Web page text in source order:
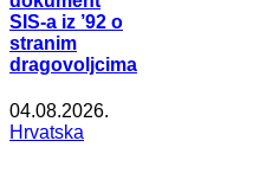
SIS-a iz ’92 o
stranim
dragovoljcima
04.08.2026.
Hrvatska